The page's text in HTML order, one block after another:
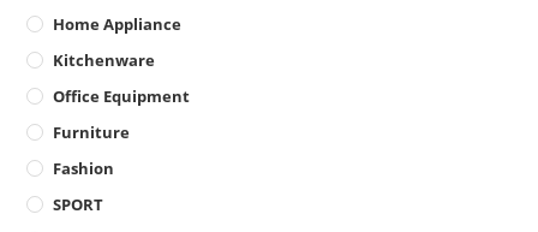
Home Appliance
Kitchenware
Office Equipment
Furniture
Fashion
SPORT